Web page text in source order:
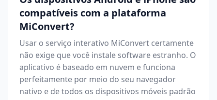
compatíveis com a plataforma
MiConvert?
Usar o serviço interativo MiConvert certamente
não exige que você instale software estranho. O
aplicativo é baseado em nuvem e funciona
perfeitamente por meio do seu navegador
nativo e de todos os dispositivos móveis padrão